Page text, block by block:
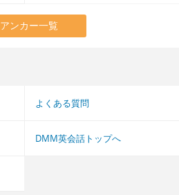
アンカー一覧
よくある質問
DMM英会話トップへ